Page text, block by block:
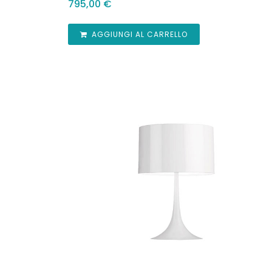
795,00 €
AGGIUNGI AL CARRELLO